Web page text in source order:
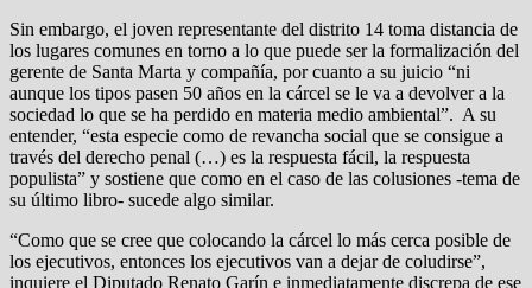
Sin embargo, el joven representante del distrito 14 toma distancia de
los lugares comunes en torno a lo que puede ser la formalización del
gerente de Santa Marta y compañía, por cuanto a su juicio “ni
aunque los tipos pasen 50 años en la cárcel se le va a devolver a la
sociedad lo que se ha perdido en materia medio ambiental”. A su
entender, “esta especie como de revancha social que se consigue a
través del derecho penal (…) es la respuesta fácil, la respuesta
populista” y sostiene que como en el caso de las colusiones -tema de
su último libro- sucede algo similar.
“Como que se cree que colocando la cárcel lo más cerca posible de
los ejecutivos, entonces los ejecutivos van a dejar de coludirse”,
inquiere el Diputado Renato Garín e inmediatamente discrepa de ese